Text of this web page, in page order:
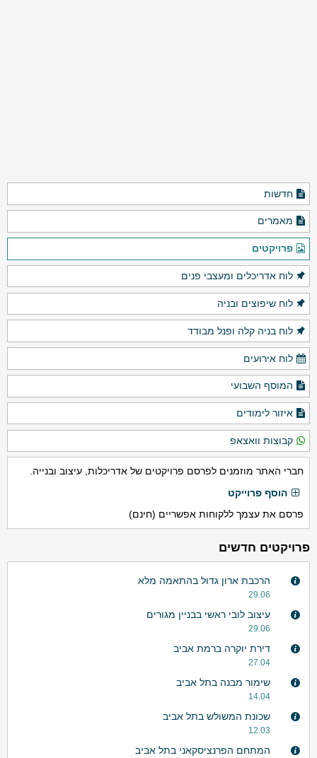
חדשות
מאמרים
פרויקטים
לוח אדריכלים ומעצבי פנים
לוח שיפוצים ובניה
לוח בניה קלה ופנל מבודד
לוח אירועים
המוסף השבועי
איזור לימודים
קבוצות וואצאפ
חברי האתר מוזמנים לפרסם פרויקטים של אדריכלות, עיצוב ובנייה.
הוסף פרוייקט
פרסם את עצמך ללקוחות אפשריים (חינם)
פרויקטים חדשים
הרכבת ארון גדול בהתאמה מלא
29.06
עיצוב לובי ראשי בבניין מגורים
29.06
דירת יוקרה ברמת אביב
27.04
שימור מבנה בתל אביב
14.04
שכונת המשולש בתל אביב
12.03
המתחם הפרנציסקאני בתל אביב